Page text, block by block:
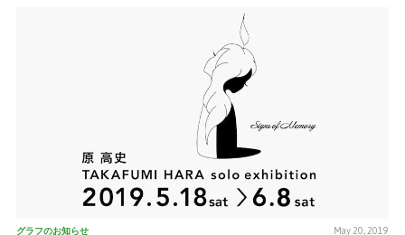
グラフのお知らせ May 20, 2019